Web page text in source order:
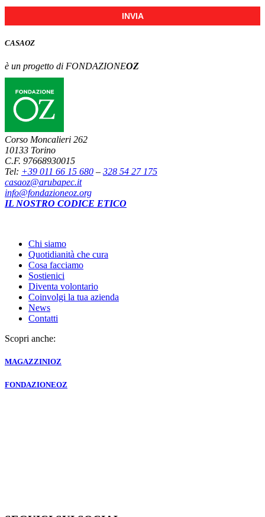
INVIA
CASAOZ
è un progetto di FONDAZIONEOZ
Corso Moncalieri 262
10133 Torino
C.F. 97668930015
Tel: +39 011 66 15 680 – 328 54 27 175
casaoz@arubapec.it
info@fondazioneoz.org
IL NOSTRO CODICE ETICO
Chi siamo
Quotidianità che cura
Cosa facciamo
Sostienici
Diventa volontario
Coinvolgi la tua azienda
News
Contatti
Scopri anche:
MAGAZZINIOZ
FONDAZIONEOZ